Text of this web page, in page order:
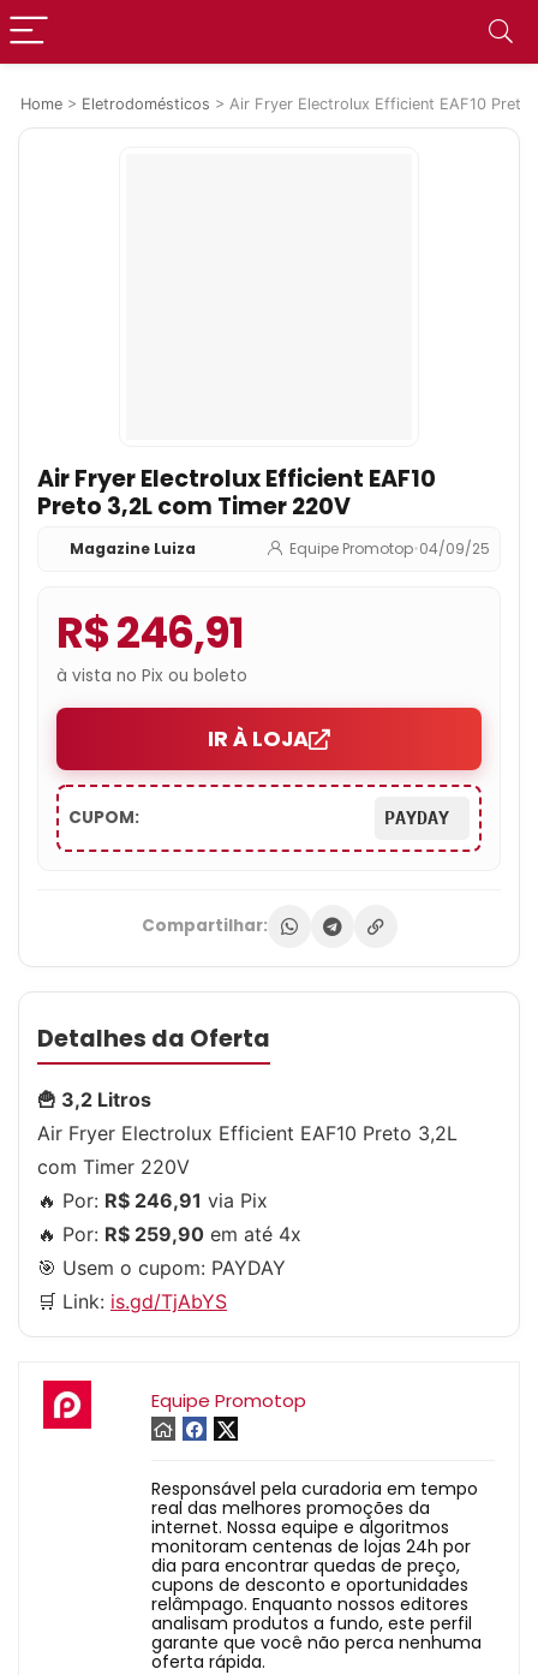
Home > Eletrodomésticos > Air Fryer Electrolux Efficient EAF10
Air Fryer Electrolux Efficient EAF10
Preto 3,2L com Timer 220V
Magazine Luiza Equipe Promotop•04/09/25
R$ 246,91
à vista no Pix ou boleto
IR À LOJA
CUPOM: PAYDAY
Compartilhar:
Detalhes da Oferta
🍟 3,2 Litros
Air Fryer Electrolux Efficient EAF10 Preto 3,2L
com Timer 220V
🔥 Por: R$ 246,91 via Pix
🔥 Por: R$ 259,90 em até 4x
🎯 Usem o cupom: PAYDAY
🛒 Link: is.gd/TjAbYS
Equipe Promotop
Responsável pela curadoria em tempo
real das melhores promoções da
internet. Nossa equipe e algoritmos
monitoram centenas de lojas 24h por
dia para encontrar quedas de preço,
cupons de desconto e oportunidades
relâmpago. Enquanto nossos editores
analisam produtos a fundo, este perfil
garante que você não perca nenhuma
oferta rápida.